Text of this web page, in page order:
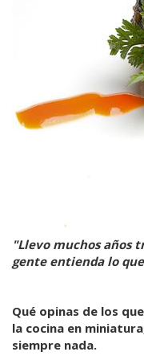
"Llevo muchos años
gente entienda lo
Qué opinas de los
la cocina en
siempre nada.